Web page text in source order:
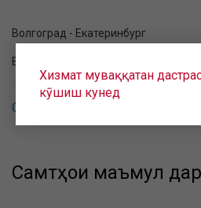
Волгоград - Екатеринбург
Волгоград - Маскав
Самтҳои маъмул дар Волгоград
Самтҳои маъмул
Хизмат муваққатан
кӯшиш кунед